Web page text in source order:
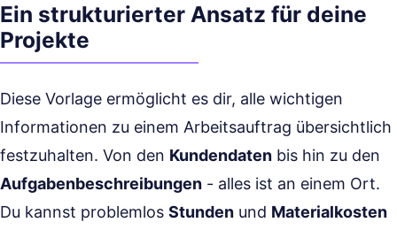
Ein strukturierter Ansatz für deine
Projekte
Diese Vorlage ermöglicht es dir, alle wichtigen
Informationen zu einem Arbeitsauftrag übersichtlich
festzuhalten. Von den Kundendaten bis hin zu den
Aufgabenbeschreibungen - alles ist an einem Ort.
Du kannst problemlos Stunden und Materialkosten